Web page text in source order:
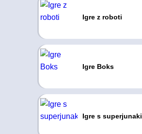
Igre z roboti
Igre Boks
Igre s superjunaki